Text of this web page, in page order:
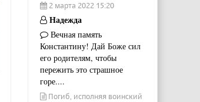
2 марта 2022 15:20
Надежда
Вечная память
Константину! Дай Боже сил
его родителям, чтобы
пережить это страшное
горе....
Погиб, исполняя воинский